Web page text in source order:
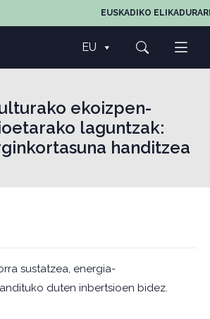
EUSKADIKO
EU
ekoizpen-
laguntzak:
handitzea
sustatzea, energia-
duten inbertsioen bidez.